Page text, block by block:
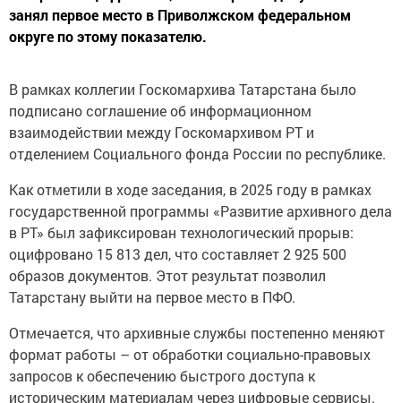
занял первое место в Приволжском федеральном
округе по этому показателю.
В рамках коллегии Госкомархива Татарстана было
подписано соглашение об информационном
взаимодействии между Госкомархивом РТ и
отделением Социального фонда России по республике.
Как отметили в ходе заседания, в 2025 году в рамках
государственной программы «Развитие архивного дела
в РТ» был зафиксирован технологический прорыв:
оцифровано 15 813 дел, что составляет 2 925 500
образов документов. Этот результат позволил
Татарстану выйти на первое место в ПФО.
Отмечается, что архивные службы постепенно меняют
формат работы – от обработки социально-правовых
запросов к обеспечению быстрого доступа к
историческим материалам через цифровые сервисы.